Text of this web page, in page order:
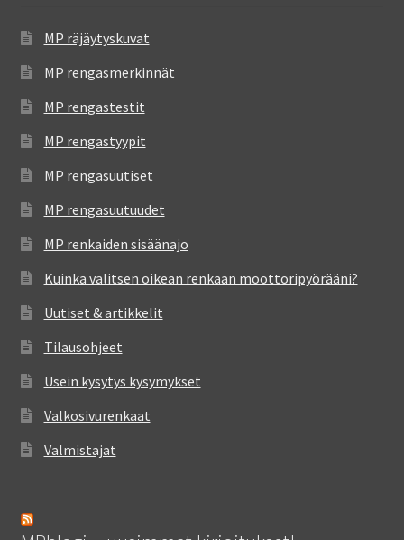
MP räjäytyskuvat
MP rengasmerkinnät
MP rengastestit
MP rengastyypit
MP rengasuutiset
MP rengasuutuudet
MP renkaiden sisäänajo
Kuinka valitsen oikean renkaan moottoripyörääni?
Uutiset & artikkelit
Tilausohjeet
Usein kysytys kysymykset
Valkosivurenkaat
Valmistajat